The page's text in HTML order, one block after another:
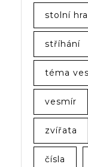
stolní
stříhání
téma
vesmír
zvířata
čísla